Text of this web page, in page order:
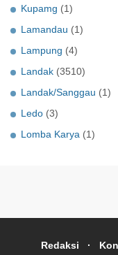
Kupamg (1)
Lamandau (1)
Lampung (4)
Landak (3510)
Landak/Sanggau (1)
Ledo (3)
Lomba Karya (1)
Redaksi